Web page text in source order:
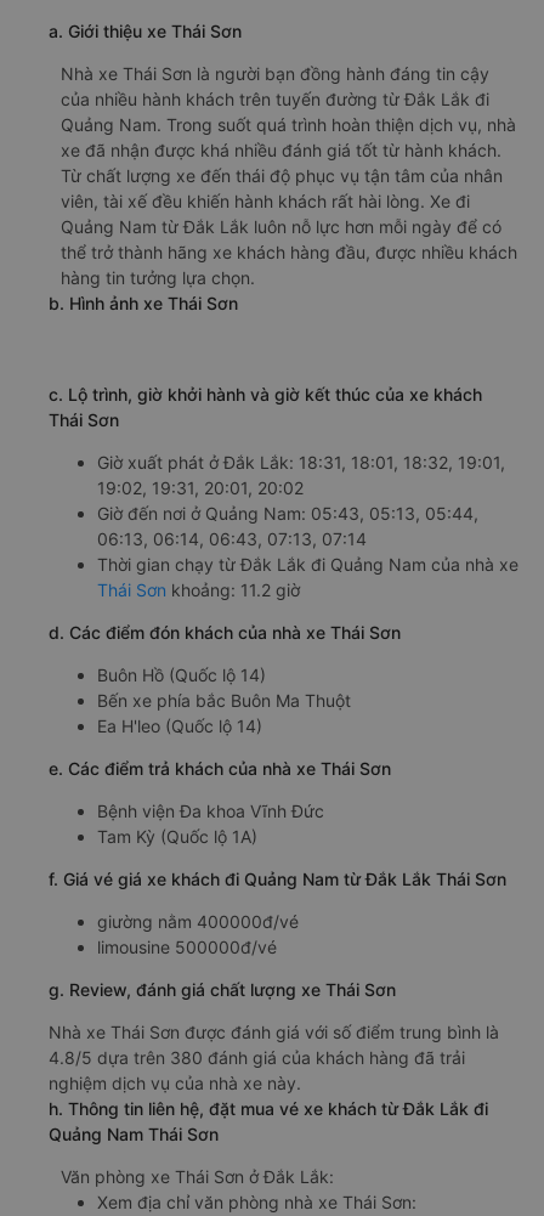
a. Giới thiệu xe Thái Sơn
Nhà xe Thái Sơn là người bạn đồng hành đáng tin cậy
của nhiều hành khách trên tuyến đường từ Đắk Lắk đi
Quảng Nam. Trong suốt quá trình hoàn thiện dịch vụ, nhà
xe đã nhận được khá nhiều đánh giá tốt từ hành khách.
Từ chất lượng xe đến thái độ phục vụ tận tâm của nhân
viên, tài xế đều khiến hành khách rất hài lòng. Xe đi
Quảng Nam từ Đắk Lắk luôn nỗ lực hơn mỗi ngày để có
thể trở thành hãng xe khách hàng đầu, được nhiều khách
hàng tin tưởng lựa chọn.
b. Hình ảnh xe Thái Sơn
c. Lộ trình, giờ khởi hành và giờ kết thúc của xe khách
Thái Sơn
Giờ xuất phát ở Đắk Lắk: 18:31, 18:01, 18:32, 19:01,
19:02, 19:31, 20:01, 20:02
Giờ đến nơi ở Quảng Nam: 05:43, 05:13, 05:44,
06:13, 06:14, 06:43, 07:13, 07:14
Thời gian chạy từ Đắk Lắk đi Quảng Nam của nhà xe
Thái Sơn khoảng: 11.2 giờ
d. Các điểm đón khách của nhà xe Thái Sơn
Buôn Hồ (Quốc lộ 14)
Bến xe phía bắc Buôn Ma Thuột
Ea H'leo (Quốc lộ 14)
e. Các điểm trả khách của nhà xe Thái Sơn
Bệnh viện Đa khoa Vĩnh Đức
Tam Kỳ (Quốc lộ 1A)
f. Giá vé giá xe khách đi Quảng Nam từ Đắk Lắk Thái Sơn
giường nằm 400000đ/vé
limousine 500000đ/vé
g. Review, đánh giá chất lượng xe Thái Sơn
Nhà xe Thái Sơn được đánh giá với số điểm trung bình là
4.8/5 dựa trên 380 đánh giá của khách hàng đã trải
nghiệm dịch vụ của nhà xe này.
h. Thông tin liên hệ, đặt mua vé xe khách từ Đắk Lắk đi
Quảng Nam Thái Sơn
Văn phòng xe Thái Sơn ở Đắk Lắk:
Xem địa chỉ văn phòng nhà xe Thái Sơn: